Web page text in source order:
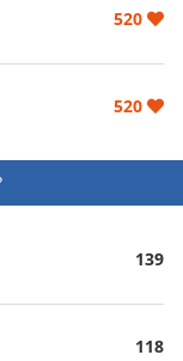
520
520
139
118